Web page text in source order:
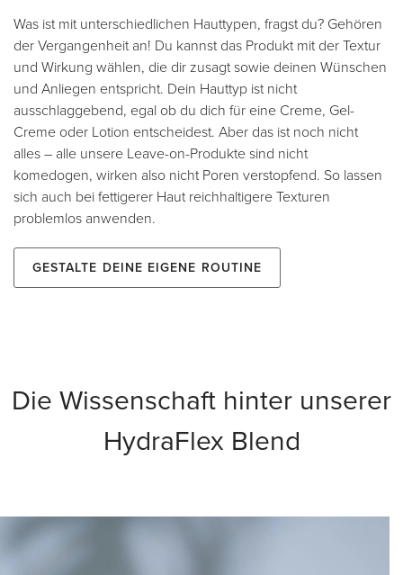
Was ist mit unterschiedlichen Hauttypen, fragst du? Gehören
der Vergangenheit an! Du kannst das Produkt mit der Textur
und Wirkung wählen, die dir zusagt sowie deinen Wünschen
und Anliegen entspricht. Dein Hauttyp ist nicht
ausschlaggebend, egal ob du dich für eine Creme, Gel-
Creme oder Lotion entscheidest. Aber das ist noch nicht
alles – alle unsere Leave-on-Produkte sind nicht
komedogen, wirken also nicht Poren verstopfend. So lassen
sich auch bei fettigerer Haut reichhaltigere Texturen
problemlos anwenden.
Gestalte deine eigene Routine
Die Wissenschaft hinter unserer
HydraFlex Blend